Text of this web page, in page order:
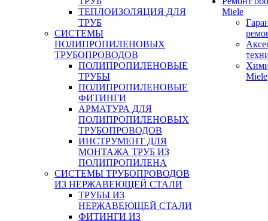
ТЕПЛОИЗОЛЯЦИЯ ДЛЯ
ТРУБ
СИСТЕМЫ
ПОЛИПРОПИЛЕНОВЫХ
ТРУБОПРОВОДОВ
ПОЛИПРОПИЛЕНОВЫЕ
ТРУБЫ
ПОЛИПРОПИЛЕНОВЫЕ
ФИТИНГИ
АРМАТУРА ДЛЯ
ПОЛИПРОПИЛЕНОВЫХ
ТРУБОПРОВОДОВ
ИНСТРУМЕНТ ДЛЯ
МОНТАЖА ТРУБ ИЗ
ПОЛИПРОПИЛЕНА
СИСТЕМЫ ТРУБОПРОВОДОВ
ИЗ НЕРЖАВЕЮЩЕЙ СТАЛИ
ТРУБЫ ИЗ
НЕРЖАВЕЮЩЕЙ СТАЛИ
ФИТИНГИ ИЗ
Miele
Miele